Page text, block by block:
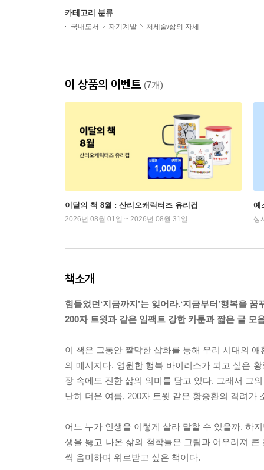
카테고리 분류
국내도서 자기계발 처세술/삶의 자세
이 상품의 이벤트 (7개)
이달의 책 8월 : 산리오캐릭터즈 유리컵
2026년 08월 01일 ~ 2026년 08월 31일
예
상
책소개
힘들었던‘지금까지’는 잊어라.‘지금부터’행복을 꿈
200자 트윗과 같은 임팩트 강한 카툰과 짧은 글 모
이 책은 그동안 짤막한 삽화를 통해 우리 시대의
의 메시지다. 영원한 행복 바이러스가 되고 싶은
장 속에도 진한 삶의 의미를 담고 있다. 그래서 그
난히 더운 여름, 200자 트윗 같은 황중환의 격려가
어느 누가 인생을 이렇게 살라 말할 수 있을까. 하
생을 뚫고 나온 삶의 철학들은 그림과 어우러져
씩 음미하며 위로받고 싶은 책이다.